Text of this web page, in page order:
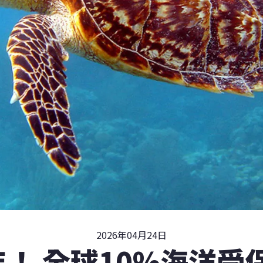
2026年04月24日